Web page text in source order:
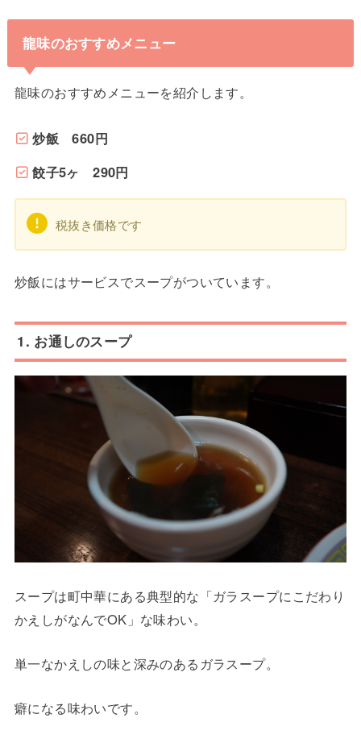
龍味のおすすめメニュー
龍味のおすすめメニューを紹介します。
炒飯 660円
餃子5ヶ 290円
税抜き価格です
炒飯にはサービスでスープがついています。
1. お通しのスープ
スープは町中華にある典型的な「ガラスープにこだわり
かえしがなんでOK」な味わい。
単一なかえしの味と深みのあるガラスープ。
癖になる味わいです。